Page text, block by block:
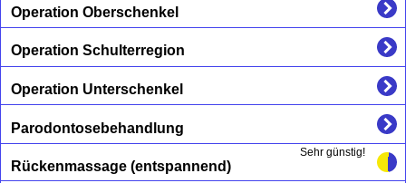
Operation Oberschenkel
Operation Schulterregion
Operation Unterschenkel
Parodontosebehandlung
Sehr günstig!
Rückenmassage (entspannend)